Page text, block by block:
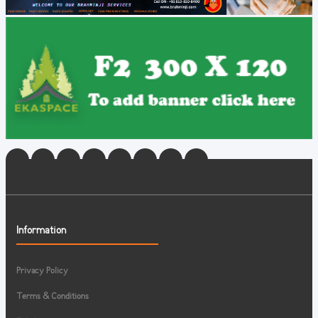
Information
Privacy Policy
Terms & Conditions